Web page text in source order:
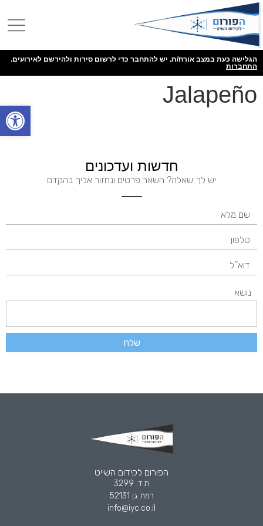
הגלישה כעת במצב אורח/ת. יש להתחבר כדי לרשום סירות ולהירשם לאירועים.
התחברות
Jalapeño
חדשות ועדכונים
יש לך שאלה? השאר פרטים ונחזור אליך בהקדם
נושא
שלח
הפורום לקידום השייט
ת.ד. 3299
רמת גן 52131
info@iyc.co.il